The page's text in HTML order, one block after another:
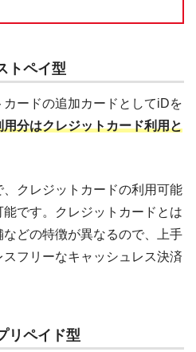
トペイ型
ードの追加カードとしてiDを
用分はクレジットカード利用と
クレジットカードの利用可能
です。クレジットカードとは
どの特徴が異なるので、上手
フリーなキャッシュレス決済
リペイド型